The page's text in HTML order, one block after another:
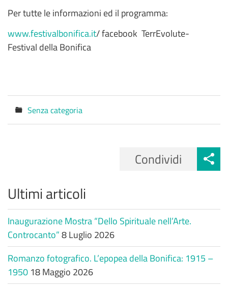
Per tutte le informazioni ed il programma:
www.festivalbonifica.it/ facebook TerrEvolute-
Festival della Bonifica
Categorie
Senza categoria
Condividi
Ultimi articoli
Inaugurazione Mostra “Dello Spirituale nell’Arte.
Controcanto”8 Luglio 2026
Romanzo fotografico. L’epopea della Bonifica: 1915 –
1950 18 Maggio 2026